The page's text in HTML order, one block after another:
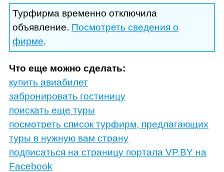
Турфирма временно отключила
объявление. Посмотреть сведения о
фирме.
Что еще можно сделать:
купить авиабилет
забронировать гостиницу
поискать еще туры
посмотреть список турфирм, предлагающих
туры в нужную вам страну
подписаться на страницу портала VP.BY на
Facebook